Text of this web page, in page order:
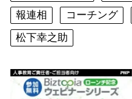
報連相
コーチング
松下幸之助